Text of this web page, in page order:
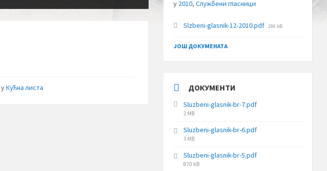
уКућна листа
у 2010,Службени гласници
Slzbeni-glasnik-12-2010.pdf File
206 kB
ЈОШ ДОКУМЕНАТА
ДОКУМЕНТИ
Sluzbeni-glasnik-br-7.pdf
File
2 MB
Sluzbeni-glasnik-br-6.pdf
File
3 MB
Sluzbeni-glasnik-br-5.pdf
File
870 kB